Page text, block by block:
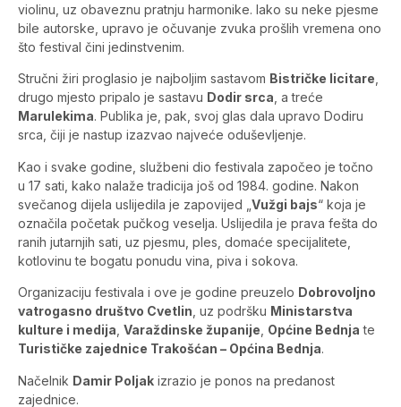
violinu, uz obaveznu pratnju harmonike. Iako su neke pjesme
bile autorske, upravo je očuvanje zvuka prošlih vremena ono
što festival čini jedinstvenim.
Stručni žiri proglasio je najboljim sastavom Bistričke licitare
drugo mjesto pripalo je sastavu Dodir srca , a treće
Marulekima. Publika je, pak, svoj glas dala upravo Dodiru
srca, čiji je nastup izazvao najveće oduševljenje.
Kao i svake godine, službeni dio festivala započeo je točno
u 17 sati, kako nalaže tradicija još od 1984. godine. Nakon
svečanog dijela uslijedila je zapovijed „ Vužgi bajs“ koja je
označila početak pučkog veselja. Uslijedila je prava fešta do
ranih jutarnjih sati, uz pjesmu, ples, domaće specijalitete,
kotlovinu te bogatu ponudu vina, piva i sokova.
Organizaciju festivala i ove je godine preuzelo Dobrovoljno
vatrogasno društvo Cvetlin , uz podršku Ministarstva
kulture i medija Varaždinske županije Općine Bednja te
Turističke zajednice Trakošćan – Općina Bednja.
Načelnik Damir Poljak izrazio je ponos na predanost
zajednice.